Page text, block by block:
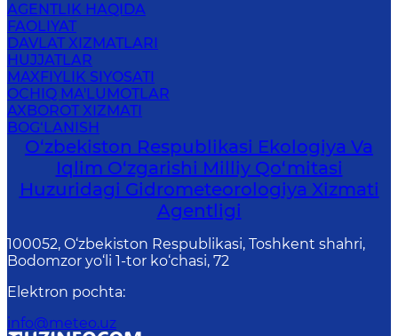
AGENTLIK HAQIDA
FAOLIYAT
DAVLAT XIZMATLARI
HUJJATLAR
MAXFIYLIK SIYOSATI
OCHIQ MA'LUMOTLAR
AXBOROT XIZMATI
BOG‘LANISH
O‘zbekiston Respublikasi Ekologiya Va
Iqlim O‘zgarishi Milliy Qo‘mitasi
Huzuridagi Gidrometeorologiya Xizmati
Agentligi
100052, O‘zbekiston Respublikasi, Toshkent shahri,
Bodomzor yo‘li 1-tor ko‘chasi, 72
Elektron pochta:
info@meteo.uz